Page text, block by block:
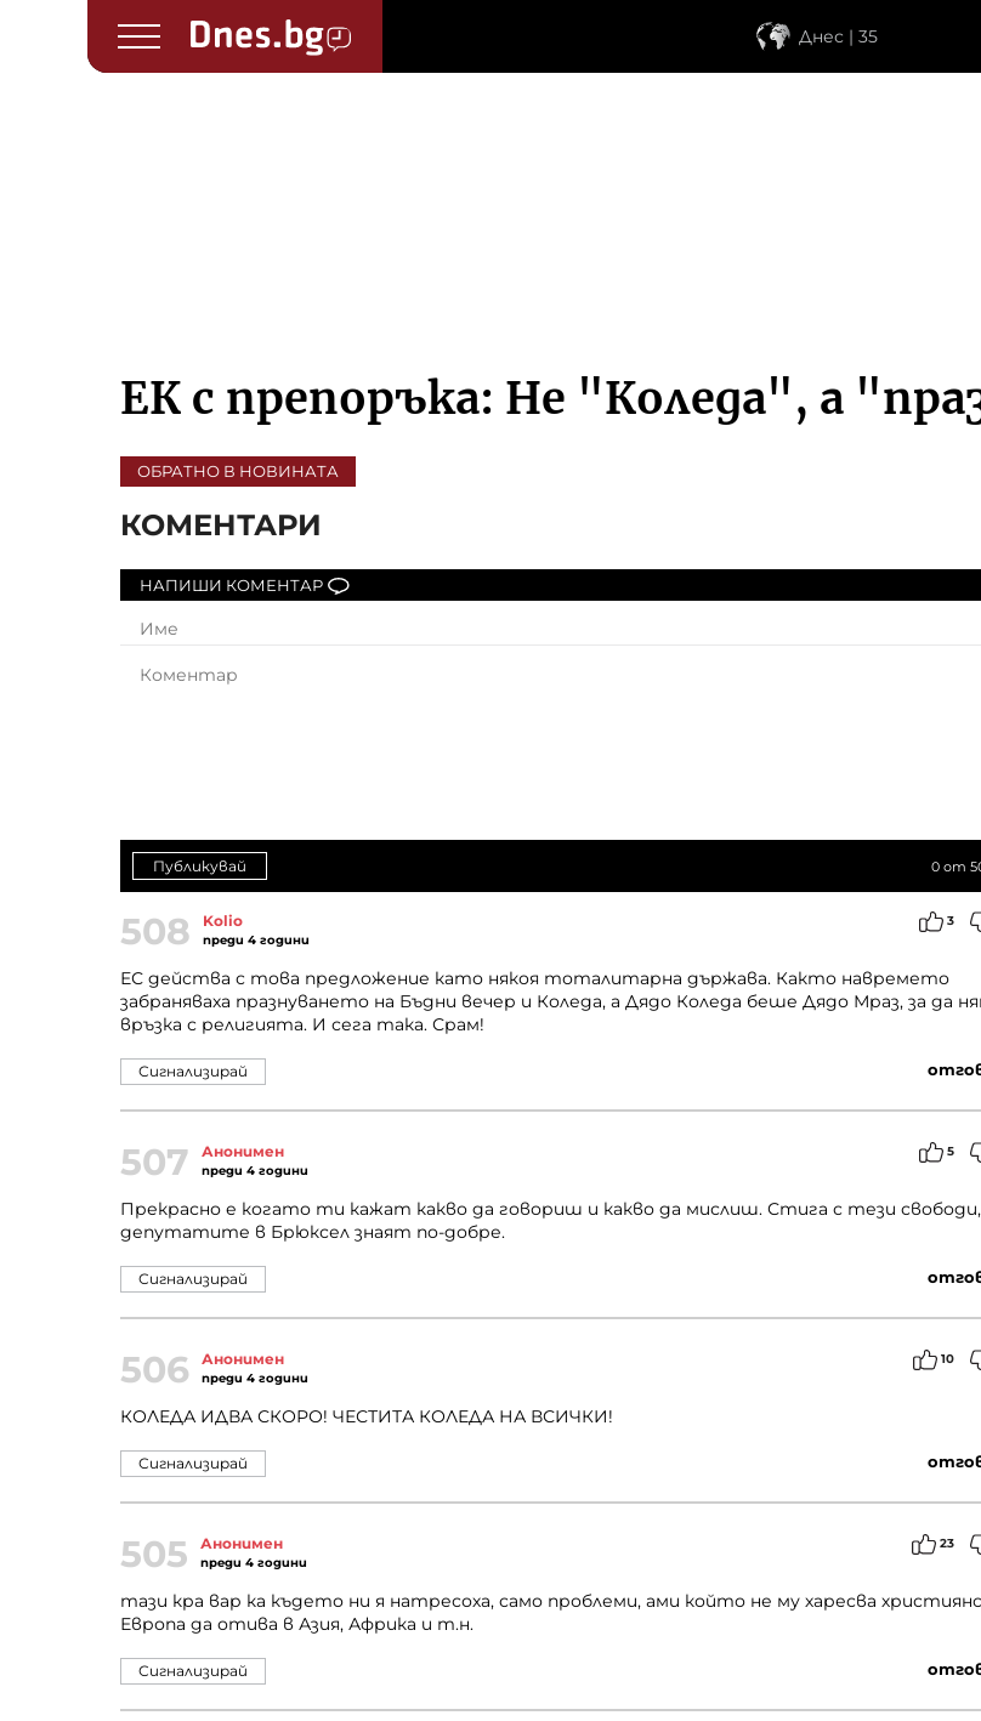
Днес | 35
ЕК с препоръка: Не "Коледа", а
ОБРАТНО В НОВИНАТА
КОМЕНТАРИ
НАПИШИ КОМЕНТАР
0 от
Публикувай
508 Kolio
преди 4 години
3
ЕС действа с това предложение като някоя тоталитарна държава. Както навремето
забраняваха празнуването на Бъдни вечер и Коледа, а Дядо Коледа беше Дядо Мраз, за да
връзка с религията. И сега така. Срам!
Сигнализирай
507 Анонимен
преди 4 години
5
Прекрасно е когато ти кажат какво да говориш и какво да мислиш. Стига с тези свободи,
депутатите в Брюксел знаят по-добре.
Сигнализирай
506 Анонимен
преди 4 години
10
КОЛЕДА ИДВА СКОРО! ЧЕСТИТА КОЛЕДА НА ВСИЧКИ!
Сигнализирай
505 Анонимен
преди 4 години
23
тази кра вар ка където ни я натресоха, само проблеми, ами който не му харесва
Европа да отива в Азия, Африка и т.н.
Сигнализирай